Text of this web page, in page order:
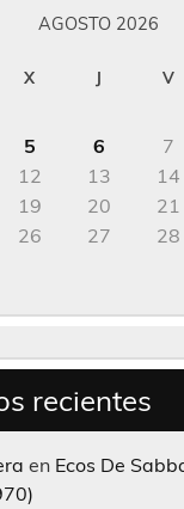
AGOSTO 2026
X J V
5 6 7
12 13 14
19 20 21
26 27 28
recientes
en Ecos De